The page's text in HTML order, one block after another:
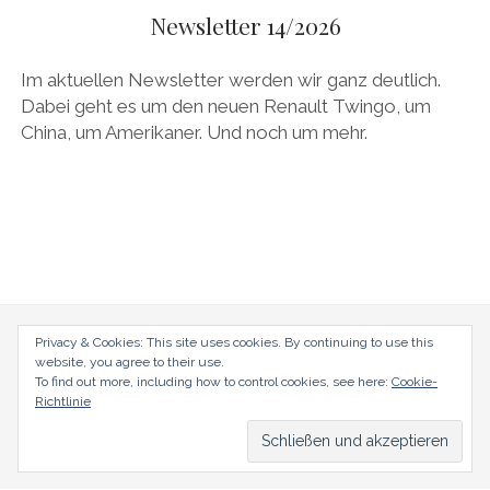
CARROSSIERS
CHRYSLER/DODGE/JEEP
FIAT/ABARTH
FRANZOSEN
DEUTSCH Menü
DEUTSCH
ENGLISH
facebookinstagram
pinterest
Newsletter 14/2026
Im aktuellen Newsletter werden wir ganz deutlich.
Dabei geht es um den neuen Renault Twingo, um
China, um Amerikaner. Und noch um mehr.
radical-mag.com
Datenschutzerklärung Impressum
Privacy & Cookies: This site uses cookies. By continuing to use this
website, you agree to their use.
To find out more, including how to control cookies, see here: Cookie-
Richtlinie